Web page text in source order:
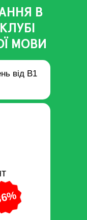
В
МОВИ
від В1